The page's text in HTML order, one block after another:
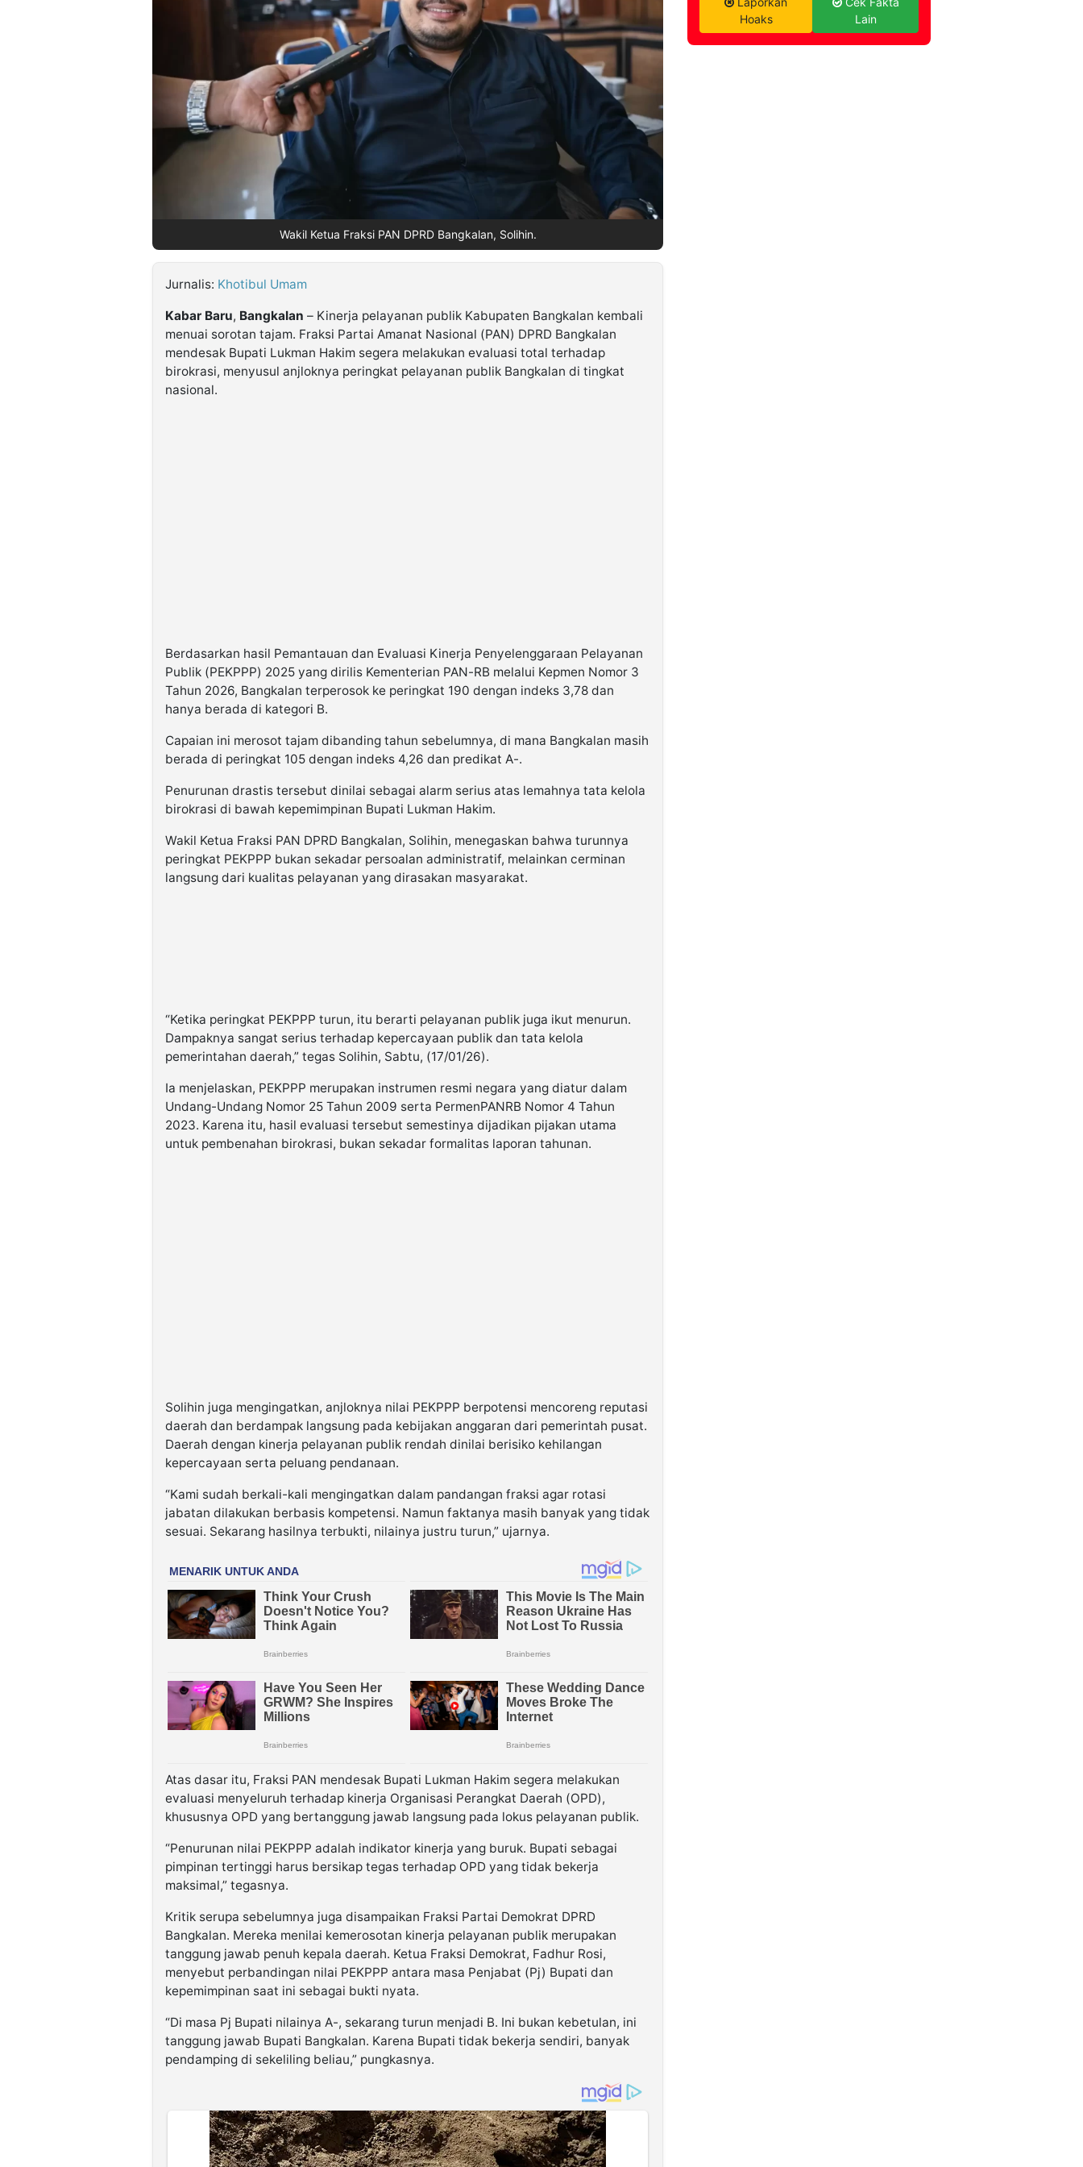
Wakil Ketua Fraksi PAN DPRD Bangkalan, Solihin.
Jurnalis: Khotibul Umam
Kabar Baru, Bangkalan – Kinerja pelayanan publik Kabupaten Bangkalan kembali
menuai sorotan tajam. Fraksi Partai Amanat Nasional (PAN) DPRD Bangkalan
mendesak Bupati Lukman Hakim segera melakukan evaluasi total terhadap
birokrasi, menyusul anjloknya peringkat pelayanan publik Bangkalan di tingkat
nasional.
Berdasarkan hasil Pemantauan dan Evaluasi Kinerja Penyelenggaraan Pelayanan
Publik (PEKPPP) 2025 yang dirilis Kementerian PAN-RB melalui Kepmen Nomor 3
Tahun 2026, Bangkalan terperosok ke peringkat 190 dengan indeks 3,78 dan
hanya berada di kategori B.
Capaian ini merosot tajam dibanding tahun sebelumnya, di mana Bangkalan masih
berada di peringkat 105 dengan indeks 4,26 dan predikat A-.
Penurunan drastis tersebut dinilai sebagai alarm serius atas lemahnya tata kelola
birokrasi di bawah kepemimpinan Bupati Lukman Hakim.
Wakil Ketua Fraksi PAN DPRD Bangkalan, Solihin, menegaskan bahwa turunnya
peringkat PEKPPP bukan sekadar persoalan administratif, melainkan cerminan
langsung dari kualitas pelayanan yang dirasakan masyarakat.
“Ketika peringkat PEKPPP turun, itu berarti pelayanan publik juga ikut menurun.
Dampaknya sangat serius terhadap kepercayaan publik dan tata kelola
pemerintahan daerah,” tegas Solihin, Sabtu, (17/01/26).
Ia menjelaskan, PEKPPP merupakan instrumen resmi negara yang diatur dalam
Undang-Undang Nomor 25 Tahun 2009 serta PermenPANRB Nomor 4 Tahun
2023. Karena itu, hasil evaluasi tersebut semestinya dijadikan pijakan utama
untuk pembenahan birokrasi, bukan sekadar formalitas laporan tahunan.
Solihin juga mengingatkan, anjloknya nilai PEKPPP berpotensi mencoreng reputasi
daerah dan berdampak langsung pada kebijakan anggaran dari pemerintah pusat.
Daerah dengan kinerja pelayanan publik rendah dinilai berisiko kehilangan
kepercayaan serta peluang pendanaan.
“Kami sudah berkali-kali mengingatkan dalam pandangan fraksi agar rotasi
jabatan dilakukan berbasis kompetensi. Namun faktanya masih banyak yang tidak
sesuai. Sekarang hasilnya terbukti, nilainya justru turun,” ujarnya.
Atas dasar itu, Fraksi PAN mendesak Bupati Lukman Hakim segera melakukan
evaluasi menyeluruh terhadap kinerja Organisasi Perangkat Daerah (OPD),
khususnya OPD yang bertanggung jawab langsung pada lokus pelayanan publik.
“Penurunan nilai PEKPPP adalah indikator kinerja yang buruk. Bupati sebagai
pimpinan tertinggi harus bersikap tegas terhadap OPD yang tidak bekerja
maksimal,” tegasnya.
Kritik serupa sebelumnya juga disampaikan Fraksi Partai Demokrat DPRD
Bangkalan. Mereka menilai kemerosotan kinerja pelayanan publik merupakan
tanggung jawab penuh kepala daerah. Ketua Fraksi Demokrat, Fadhur Rosi,
menyebut perbandingan nilai PEKPPP antara masa Penjabat (Pj) Bupati dan
kepemimpinan saat ini sebagai bukti nyata.
“Di masa Pj Bupati nilainya A-, sekarang turun menjadi B. Ini bukan kebetulan, ini
tanggung jawab Bupati Bangkalan. Karena Bupati tidak bekerja sendiri, banyak
pendamping di sekeliling beliau,” pungkasnya.
Hoaks
Lain